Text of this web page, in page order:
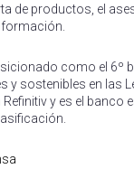
de productos, el
como el 6º
y sostenibles en las
y es el banco